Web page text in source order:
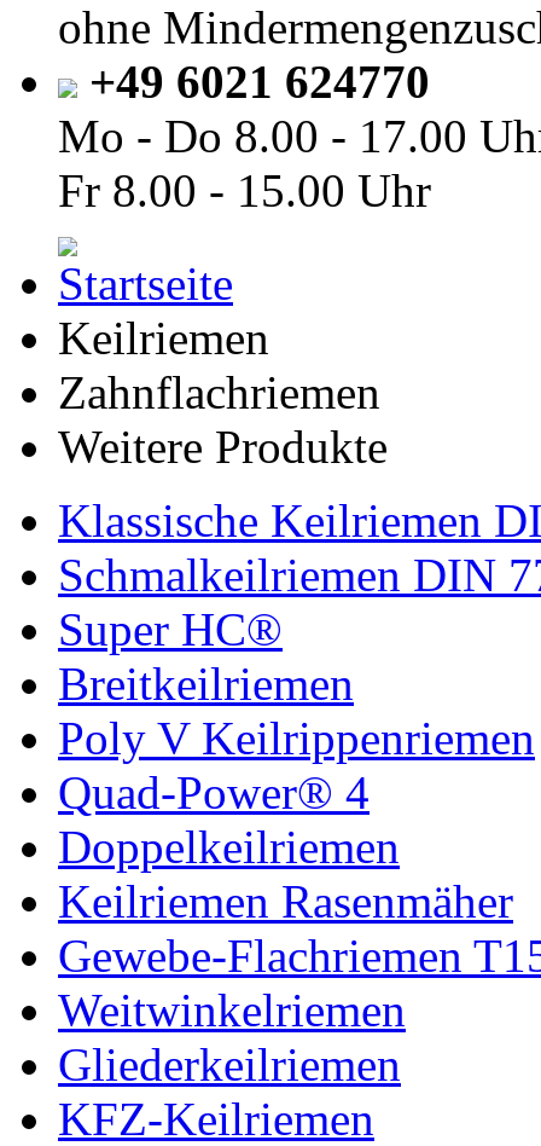
ohne
+49 6021 624770
Mo - Do 8.00 - 17.00
Fr 8.00 - 15.00 Uhr
Keilriemen
Zahnflachriemen
Weitere Produkte
Klassische Keilriemen
Schmalkeilriemen DIN
Super HC®
Breitkeilriemen
Poly V Keilrippenriemen
Quad-Power® 4
Doppelkeilriemen
Keilriemen Rasenmäher
Gewebe-Flachriemen
Weitwinkelriemen
Gliederkeilriemen
KFZ-Keilriemen